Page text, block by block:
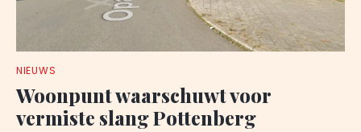
NIEUWS
Woonpunt waarschuwt voor
vermiste slang Pottenberg